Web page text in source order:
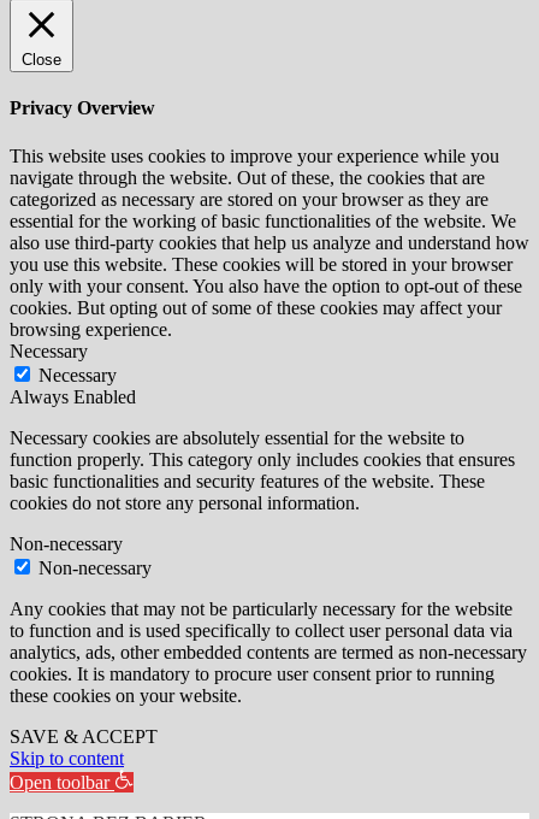
Close
Privacy Overview
This website uses cookies to improve your experience while you
navigate through the website. Out of these, the cookies that are
categorized as necessary are stored on your browser as they are
essential for the working of basic functionalities of the website. We
also use third-party cookies that help us analyze and understand how
you use this website. These cookies will be stored in your browser
only with your consent. You also have the option to opt-out of these
cookies. But opting out of some of these cookies may affect your
browsing experience.
Necessary
Necessary
Always Enabled
Necessary cookies are absolutely essential for the website to
function properly. This category only includes cookies that ensures
basic functionalities and security features of the website. These
cookies do not store any personal information.
Non-necessary
Non-necessary
Any cookies that may not be particularly necessary for the website
to function and is used specifically to collect user personal data via
analytics, ads, other embedded contents are termed as non-necessary
cookies. It is mandatory to procure user consent prior to running
these cookies on your website.
SAVE & ACCEPT
Skip to content
Open toolbar